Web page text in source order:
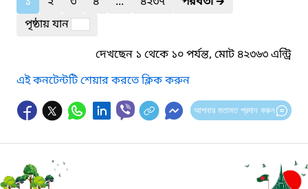
পৃষ্ঠায় যান
দেখছেন ১ থেকে ১০ পর্যন্ত, মোট ৪২৩৬৩ এন্ট্রি
এই কনটেন্টটি শেয়ার করতে ক্লিক করুন
আপনার মতামত প্রদান করুন